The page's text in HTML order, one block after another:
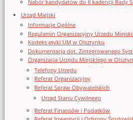
Nabór kandydatów do II kadencji Rady
Urząd Miejski
Informacje Ogólne
Regulamin Organizacyjny Urzedu
Kodeks etyki UM w Olsztynku
Dokumentacja dot. Zintegrowanego
Organizacja Urzędu Miejskiego w
Telefony Urzędu
Referat Organizacyjny
Referat Spraw Obywatelskich
Urząd Stanu Cywilnego
Referat Finansów i Podatków